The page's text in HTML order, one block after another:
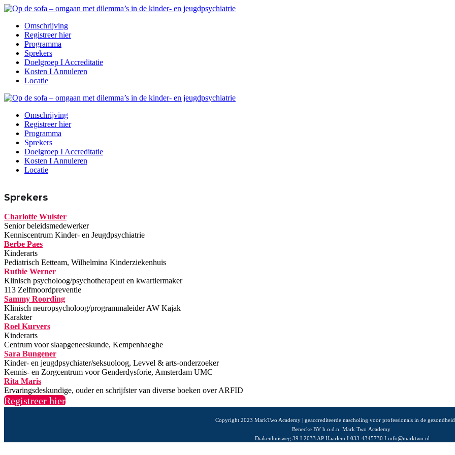
Omschrijving
Registreer hier
Programma
Sprekers
Doelgroep I Accreditatie
Kosten I Annuleren
Locatie
Omschrijving
Registreer hier
Programma
Sprekers
Doelgroep I Accreditatie
Kosten I Annuleren
Locatie
Sprekers
Charlotte Wuister
Senior beleidsmedewerker
Kenniscentrum Kinder- en Jeugdpsychiatrie
Berbe Paes
Kinderarts
Pediatrisch Eetteam, Wilhelmina Kinderziekenhuis
Ruthie Werner
Klinisch psycholoog/psychotherapeut en kwartiermaker
113 Zelfmoordpreventie
Sammy Roording
Klinisch neuropsycholoog/programmaleider AW Kajak
Karakter
Roel Kurvers
Kinderarts
Centrum voor slaapgeneeskunde, Kempenhaeghe
Sara Bungener
Kinder- en jeugdpsychiater/seksuoloog, Levvel & arts-onderzoeker
Kennis- en Zorgcentrum voor Genderdysforie, Amsterdam UMC
Rita Maris
Ervaringsdeskundige, ouder en schrijfster van diverse boeken over ARFID
Registreer hier
Copyright 2023 MarkTwo Academy | geaccrediteerde nascholing voor professionals in de
Benecke BV h.o.d.n. Mark Two Academy
Diakenhuisweg 39 I 2033 AP Haarlem I 033-4345730 I info@marktwo.nl